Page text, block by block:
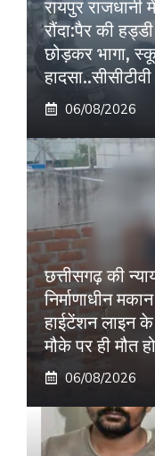
रायपुर राजधानी
रौंदा:पैर की
छोड़कर भागा,
06/08/2026
छत्तीसगढ़ की
निर्माणाधीन
हाईटेंशन लाइन
मौके पर ही मौत
06/08/2026